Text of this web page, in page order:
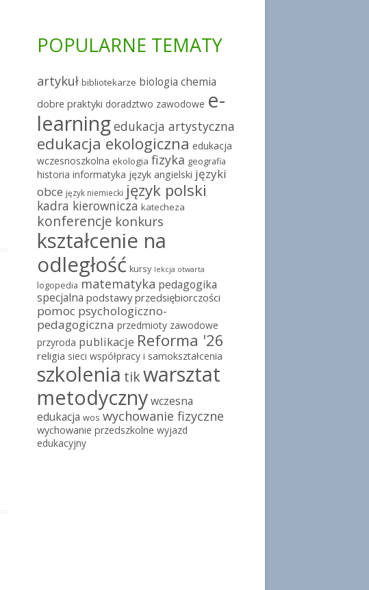
POPULARNE TEMATY
artykuł bibliotekarze biologia chemia
dobre praktyki doradztwo zawodowe e-
learningedukacja artystyczna
edukacja ekologiczna edukacja
wczesnoszkolna ekologia fizyka geografia
historia informatyka język angielski języki
obce język niemiecki język polski
kadra kierownicza katecheza
konferencje konkurs
kształcenie na
odległość kursy lekcja otwarta
logopedia matematyka pedagogika
specjalna podstawy przedsiębiorczości
pomoc psychologiczno-
pedagogiczna przedmioty zawodowe
przyroda publikacje Reforma '26
religia sieci współpracy i samokształcenia
szkolenia tikwarsztat
metodycznywczesna
edukacja wos wychowanie fizyczne
wychowanie przedszkolne wyjazd
edukacyjny